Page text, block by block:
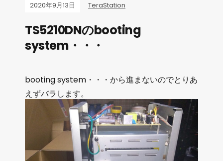
2020年9月13日 TeraStation
TS5210DNのbooting
system・・・
booting system・・・から進まないのでとりあ
えずバラします。